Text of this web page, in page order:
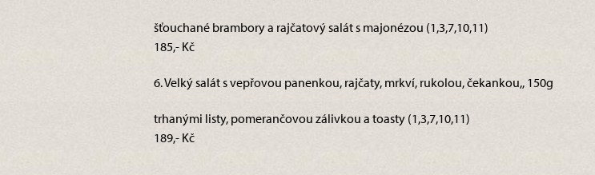
šťouchané brambory a rajčatový salát s majonézou (1,3,7,10,11)
185,- Kč
6. Velký salát s vepřovou panenkou, rajčaty, mrkví, rukolou, čekankou,, 150g
trhanými listy, pomerančovou zálivkou a toasty (1,3,7,10,11)
189,- Kč